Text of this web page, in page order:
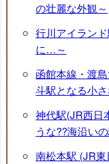
の壮麗な外観～
行川アイラン
に…～
函館本線・渡
斗駅となる小
神代駅(JR西日
うな??海沿い
南松本駅 (JR